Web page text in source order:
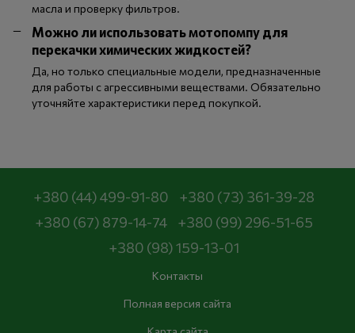
масла и проверку фильтров.
Можно ли использовать мотопомпу для
перекачки химических жидкостей?
Да, но только специальные модели, предназначенные
для работы с агрессивными веществами. Обязательно
уточняйте характеристики перед покупкой.
+380 (44) 499-91-80
+380 (73) 361-39-28
+380 (67) 879-14-74
+380 (99) 296-51-65
+380 (98) 159-13-01
Контакты
Полная версия сайта